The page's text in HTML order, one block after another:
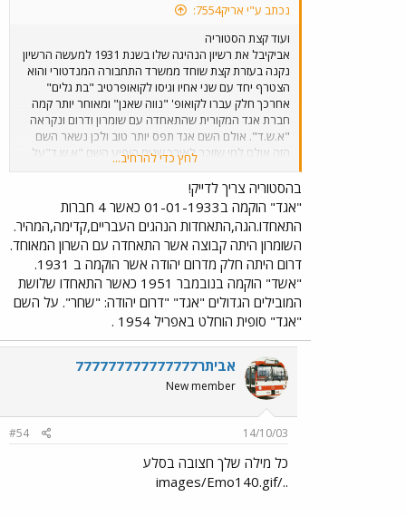
נכתב ע"י אריק7554:
ועוד קצת הסטוריה
אביקיבל את רשיון הנהיגה שלו בשנת 1931 למעשה הרשיון
נקנה בעזרת קצת שוחד ממשרד התחבורה המנדטורי והוא
הצטרף יחד עם שני אחיו וגיסו לקואופרטיב "בת גלים"
אחרכך חלק עברו לקואופ' "נווה שאנן" ומאוחר יותר קמה
חברת אגד המקורית שהתאחדה עם שומרון ודרום ונקראה
"א.ש.ד". אולם השם אגד תפס יותר טוב ולכן נשאר השם
הזה אולם למי שזוכר לאורך שנים הופיע השם "א.ש.ד"על
האוטובוסים בקטן מתחת לשם אגד. לאחר מכן הוא עבר
לתל אביב הצטרף למעביר והיה בין מקימי "דן"
לחץ כדי להרחיב...
בהסטוריה צריך לדייק!
"אגד" הוקמה ב01-01-1933 כאשר 4 חברות
התאחדו.הגה,התאחדות הנהגים העבריים,קדימה,המהיר.
השומרון היתה קבוצה אשר התאחדה עם השרון המאוחד.
דרום היתה חלק מדרום יהודה אשר הוקמה ב 1931.
"אשד" הוקמה בנובמבר 1951 כאשר התאחדו שלושת
המובילים הגדולים "אגד" "דרום יהודה: "שחר". על השם
"אגד" סופית הוחלט באפריל 1954 .
אביתר777777777777777
New member
14/10/03
#54
כל מילה שלך חצובה בסלע
../images/Emo140.gif